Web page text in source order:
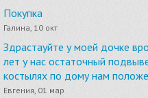
Покупка
Галина, 10 окт
Здрастауйте у моей дочке
лет у нас остаточный
костылях по дому нам
Евгения, 01 мар